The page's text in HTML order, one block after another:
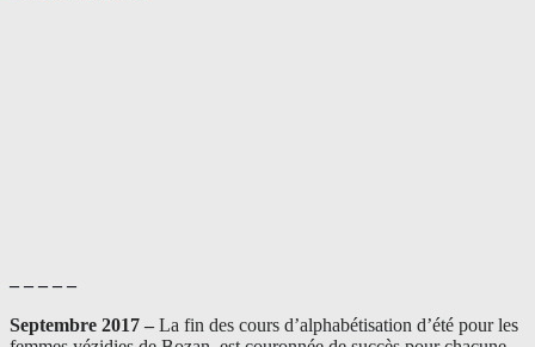
– – – – –
Septembre 2017 – La fin des cours d’alphabétisation d’été pour les